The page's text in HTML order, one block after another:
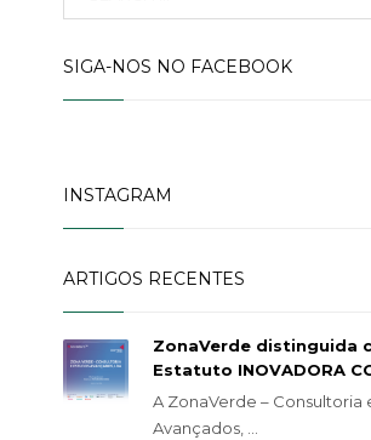
SIGA-NOS NO FACEBOOK
INSTAGRAM
ARTIGOS RECENTES
ZonaVerde distinguida
Estatuto INOVADORA
A ZonaVerde – Consultoria
Avançados, ...